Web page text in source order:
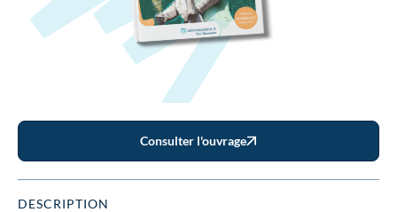
Consulter l'ouvrage
DESCRIPTION